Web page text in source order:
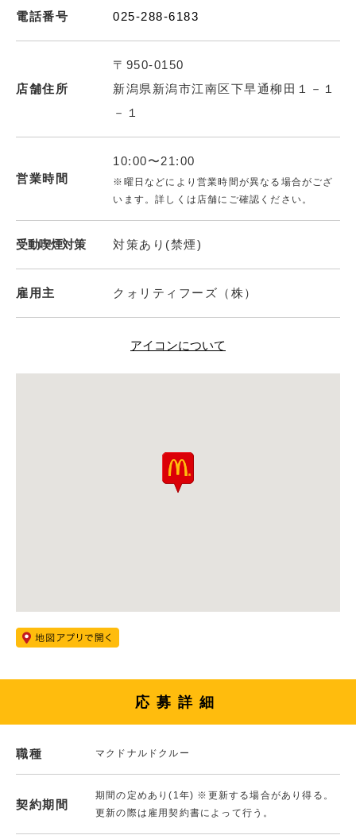
電話番号 025-288-6183
店舗住所
〒950-0150
新潟県新潟市江南区下早通柳田１－１
－１
営業時間
10:00〜21:00
※曜日などにより営業時間が異なる場合がござ
います。詳しくは店舗にご確認ください。
受動喫煙対策 対策あり(禁煙)
雇用主 クォリティフーズ（株）
アイコンについて
応募詳細
職種 マクドナルドクルー
契約期間
期間の定めあり(1年) ※更新する場合があり得る。
更新の際は雇用契約書によって行う。